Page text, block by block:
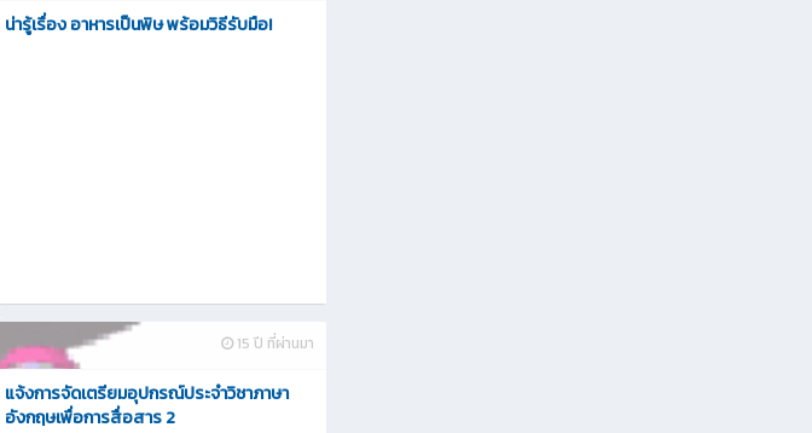
น่ารู้เรื่อง อาหารเป็นพิษ พร้อมวิธีรับมือ!
15 ปี ที่ผ่านมา
แจ้งการจัดเตรียมอุปกรณ์ประจำวิชาภาษา
อังกฤษเพื่อการสื่อสาร 2